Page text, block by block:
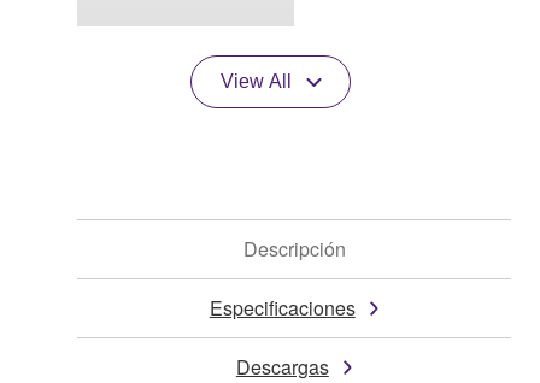
View All
Descripción
Especificaciones
Descargas